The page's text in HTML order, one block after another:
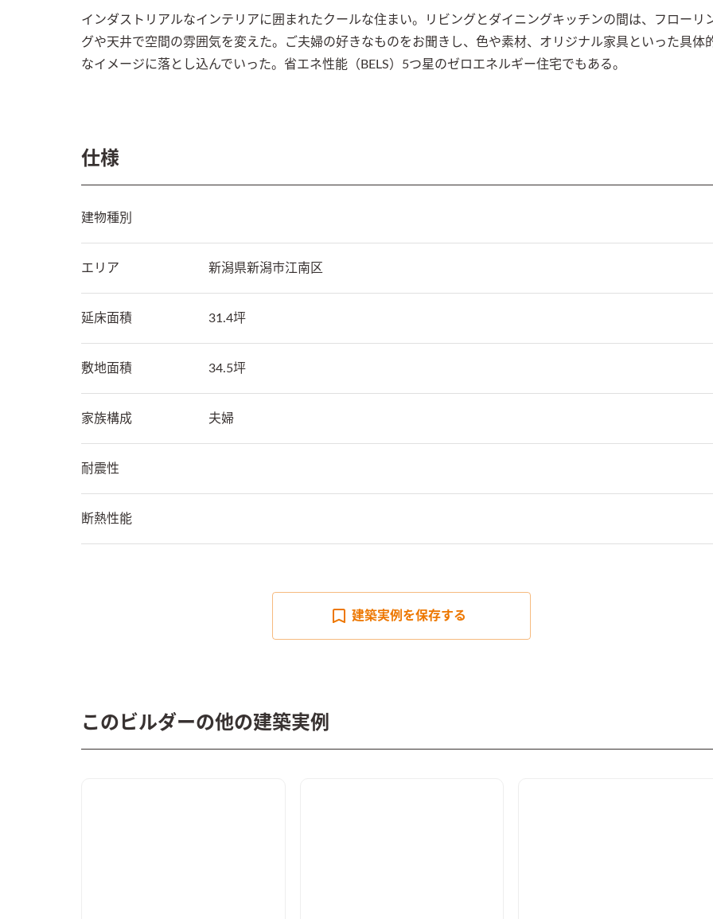
インダストリアルなインテリアに囲まれたクールな住まい。リビングとダイニングキッチンの間は、フローリ
グや天井で空間の雰囲気を変えた。ご夫婦の好きなものをお聞きし、色や素材、オリジナル家具といった具体
なイメージに落とし込んでいった。省エネ性能（BELS）5つ星のゼロエネルギー住宅でもある。
仕様
建物種別
エリア 新潟県新潟市江南区
延床面積 31.4坪
敷地面積 34.5坪
家族構成 夫婦
耐震性
断熱性能
建築実例を保存する
このビルダーの他の建築実例